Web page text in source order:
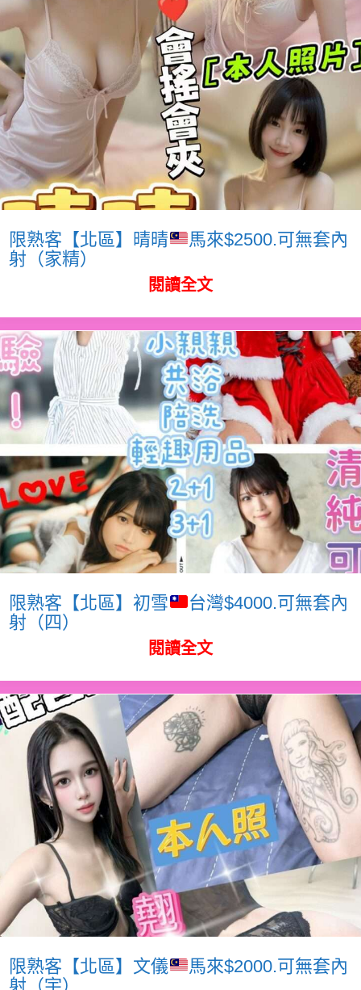
限熟客【北區】晴晴
馬來$2500.可無套內
射（家精）
閱讀全文
限熟客【北區】初雪
台灣$4000.可無套內
射（四）
閱讀全文
限熟客【北區】文儀
馬來$2000.可無套內
射（宇）